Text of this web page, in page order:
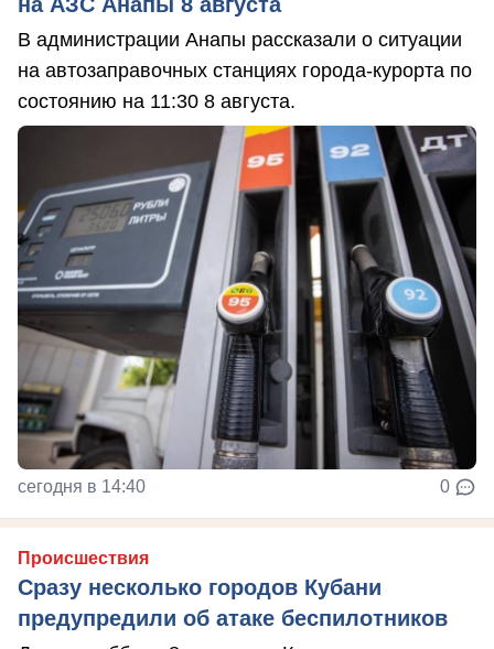
на АЗС Анапы 8 августа
В администрации Анапы рассказали о ситуации
на автозаправочных станциях города-курорта по
состоянию на 11:30 8 августа.
сегодня в 14:40 0
Происшествия
Сразу несколько городов Кубани
предупредили об атаке беспилотников